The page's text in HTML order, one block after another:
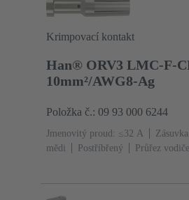
Krimpovací kontakt
Han® ORV3 LMC-F-
10mm²/AWG8-Ag
Položka č.: 09 93 000 6244
Jmenovitý proud: ≤32 A
mědi
Postříbřený Průřez